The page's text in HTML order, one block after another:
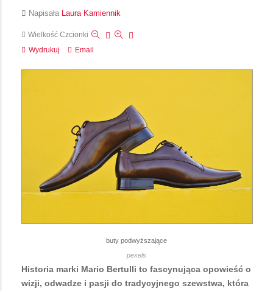
Napisała Laura Kamiennik
Wielkość Czcionki
Wydrukuj
Email
buty podwyższające
pexels
Historia marki Mario Bertulli to fascynująca opowieść o
wizji, odwadze i pasji do tradycyjnego szewstwa, która